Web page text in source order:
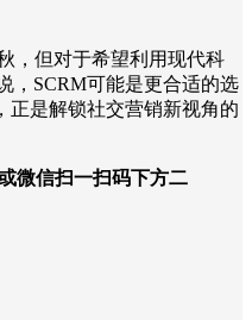
，但对于希望利用现代科
，SCRM可能是更合适的选
正是解锁社交营销新视角的
微信扫一扫码下方二